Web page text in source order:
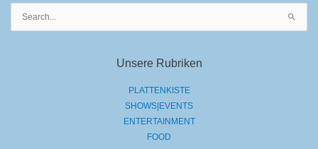
Unsere Rubriken
PLATTENKISTE
SHOWS|EVENTS
ENTERTAINMENT
FOOD